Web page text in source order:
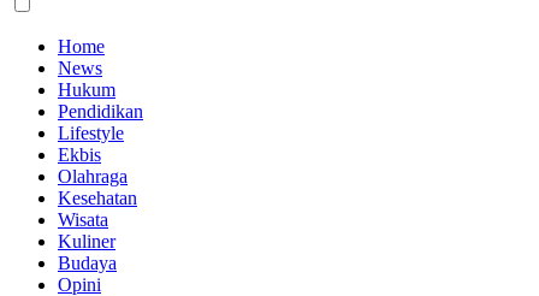
Home
News
Hukum
Pendidikan
Lifestyle
Ekbis
Olahraga
Kesehatan
Wisata
Kuliner
Budaya
Opini